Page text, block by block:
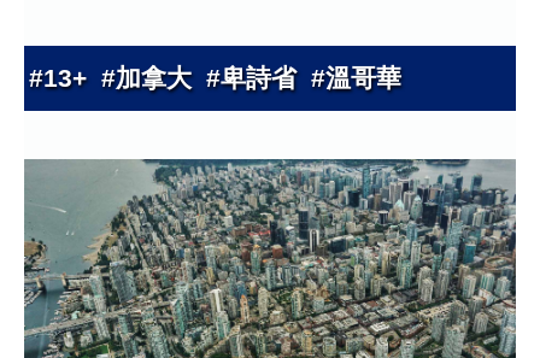
#13+ #加拿大 #卑詩省 #溫哥華